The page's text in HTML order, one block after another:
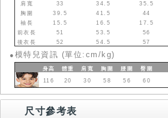
肩寬
33 34.5 35.5
胸圍
39.5 41.5 44
袖長
15.5 16.5 17.5
前衣長
51 53.5 56
後衣長
52 54.5 57
● 模特兒資訊 (單位:cm/kg)
身高 體重 肩寬 胸圍 腰圍 臀圍
116
20 30 58 56 60
尺寸參考表